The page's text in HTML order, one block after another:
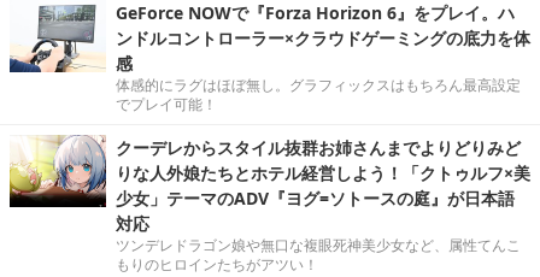
GeForce NOWで『Forza Horizon 6』をプレイ。ハ
ンドルコントローラー×クラウドゲーミングの底力を体
感
体感的にラグはほぼ無し。グラフィックスはもちろん最高設定
でプレイ可能！
クーデレからスタイル抜群お姉さんまでよりどりみど
りな人外娘たちとホテル経営しよう！「クトゥルフ×美
少女」テーマのADV『ヨグ=ソトースの庭』が日本語
対応
ツンデレドラゴン娘や無口な複眼死神美少女など、属性てんこ
もりのヒロインたちがアツい！